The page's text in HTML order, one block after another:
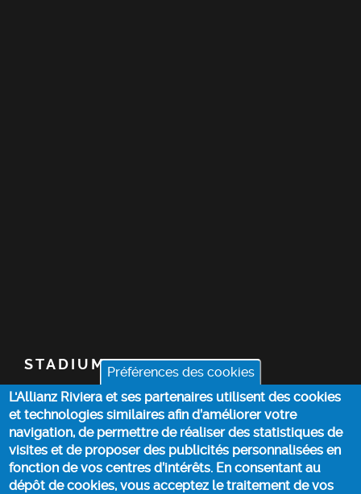
Préférences des cookies
L'Allianz Riviera et ses partenaires utilisent des cookies
et technologies similaires afin d’améliorer votre
navigation, de permettre de réaliser des statistiques de
visites et de proposer des publicités personnalisées en
fonction de vos centres d’intérêts. En consentant au
dépôt de cookies, vous acceptez le traitement de vos
STADIUM
TICKETS
TOP STORIES
PRACTICAL INFO